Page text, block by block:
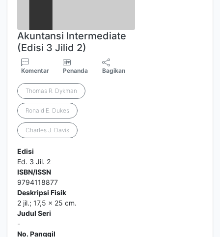
Akuntansi Intermediate
(Edisi 3 Jilid 2)
Komentar Penanda Bagikan
Thomas R. Dykman
Ronald E. Dukes
Charles J. Davis
Edisi
Ed. 3 Jil. 2
ISBN/ISSN
9794118877
Deskripsi Fisik
2 jil.; 17,5 x 25 cm.
Judul Seri
-
No. Panggil